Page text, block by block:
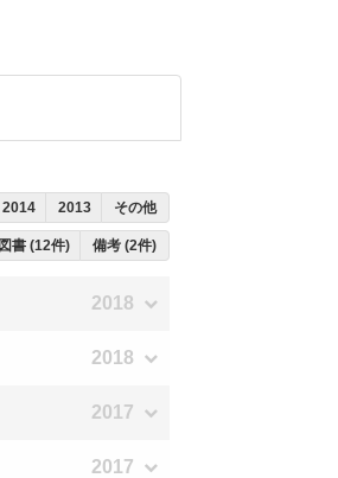
2014 2013 その他
図書 (12件) 備考 (2件)
2018
2018
2017
2017